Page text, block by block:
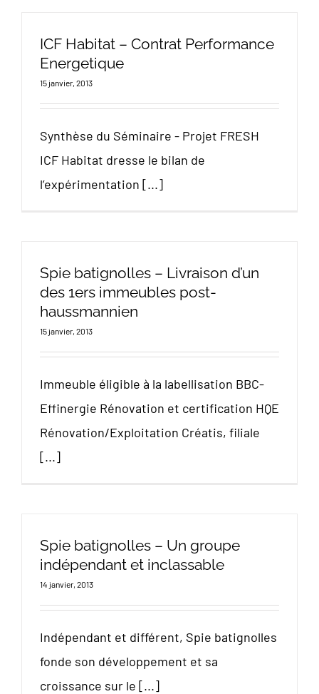
ICF Habitat – Contrat Performance
Energetique
15 janvier, 2013
Synthèse du Séminaire - Projet FRESH
ICF Habitat dresse le bilan de
l’expérimentation [...]
Spie batignolles – Livraison d’un
des 1ers immeubles post-
haussmannien
15 janvier, 2013
Immeuble éligible à la labellisation BBC-
Effinergie Rénovation et certification HQE
Rénovation/Exploitation Créatis, filiale
[...]
Spie batignolles – Un groupe
indépendant et inclassable
14 janvier, 2013
Indépendant et différent, Spie batignolles
fonde son développement et sa
croissance sur le [...]